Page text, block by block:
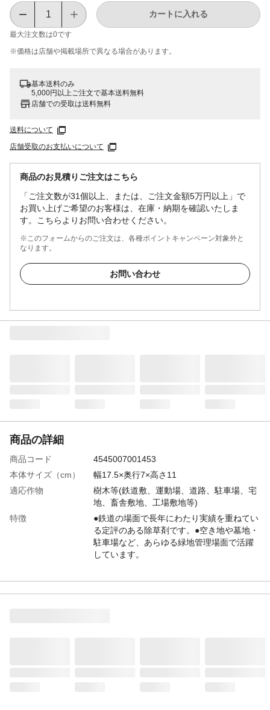
最大注文数は0です
カートに入れる
※価格は​店舗や​掲載場所で​異なる​場合が​あります。
基本送料のみ
5,000円以上ご注文で基本送料無料
店舗での受取は送料無料
送料について
店舗受取のお支払いについて
商品のお見積りご注文はこちら
「ご注文数が31個以上、または、ご注文金額5万円以上」で
お買い上げご希望のお客様は、在庫・納期を確認いたしま
す。こちらよりお問い合わせください。
※このフォームからのご注文は、各種ポイントキャンペーン対象外と
なります。
お問い合わせ
商品の詳細
商品コード
4545007001453
本体サイズ（cm）
幅17.5×奥行7×高さ11
適応作物
樹木等(鉄道敷、運動場、道路、駐車場、宅
地、畜舎敷地、工場敷地等)
特徴
●鉄道の場面で長年にわたり実績を重ねてい
る定評のある除草剤です。●空き地や墓地・
駐車場など、あらゆる緑地管理場面で活躍
しています。